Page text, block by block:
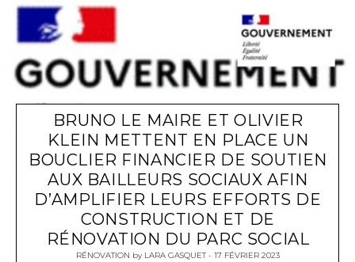
BRUNO LE MAIRE ET OLIVIER
KLEIN METTENT EN PLACE UN
BOUCLIER FINANCIER DE SOUTIEN
AUX BAILLEURS SOCIAUX AFIN
D’AMPLIFIER LEURS EFFORTS DE
CONSTRUCTION ET DE
RÉNOVATION DU PARC SOCIAL
RÉNOVATION by LARA GASQUET 17 FÉVRIER 2023